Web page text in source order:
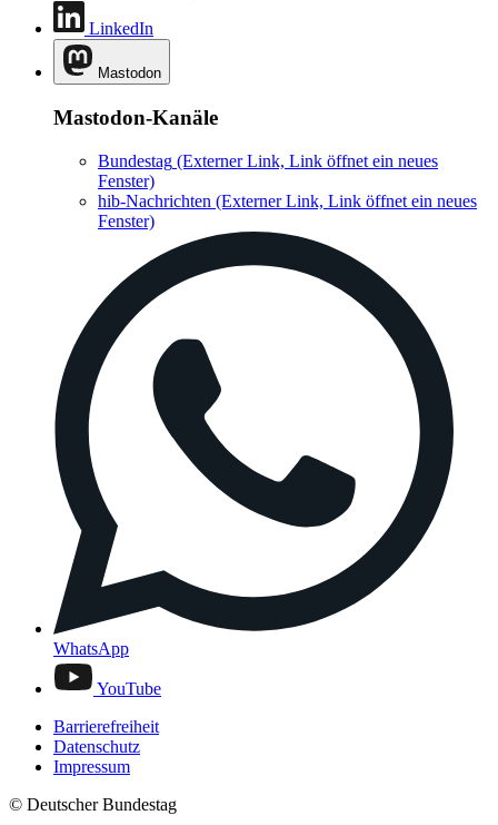
LinkedIn
Mastodon
Mastodon-Kanäle
Bundestag (Externer Link, Link öffnet ein neues
Fenster)
hib-Nachrichten (Externer Link, Link öffnet ein neues
Fenster)
WhatsApp
YouTube
Barrierefreiheit
Datenschutz
Impressum
© Deutscher Bundestag